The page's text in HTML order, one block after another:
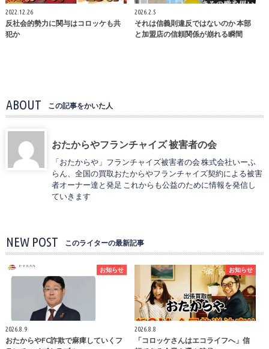
2022.12.26
反社会的勢力に関与はコロッケも共
犯か
2026.2.5
それは信義則違反ではないのか 本部
と加盟店の信頼関係が崩れる瞬間
ABOUT この記事をかいた人
おたからやフランチャイズ 被害者の会
「おたからや」フランチャイズ被害者の会 株式会社いーふ
らん、全国の買取おたからやフランチャイズ契約による被害
者オーナー達と発足 これからも公益のために情報を発信し
ていきます
NEW POST このライターの最新記事
お知らせ
2026.8.9
おたからやFC詐欺で麻痺していくフ
お知らせ
2026.8.8
「コロッケさんはエコライフへ」信